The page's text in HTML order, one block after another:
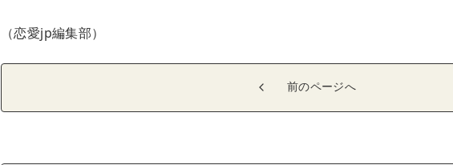
（恋愛jp編集部）
前のページへ